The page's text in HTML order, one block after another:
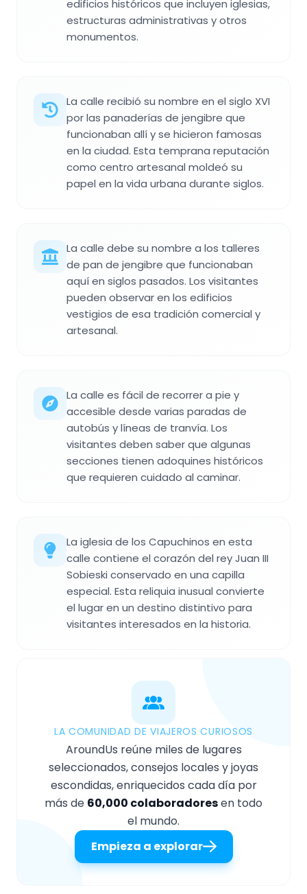
edificios históricos que incluyen iglesias,
estructuras administrativas y otros
monumentos.
La calle recibió su nombre en el siglo XVI
por las panaderías de jengibre que
funcionaban allí y se hicieron famosas
en la ciudad. Esta temprana reputación
como centro artesanal moldeó su
papel en la vida urbana durante siglos.
La calle debe su nombre a los talleres
de pan de jengibre que funcionaban
aquí en siglos pasados. Los visitantes
pueden observar en los edificios
vestigios de esa tradición comercial y
artesanal.
La calle es fácil de recorrer a pie y
accesible desde varias paradas de
autobús y líneas de tranvía. Los
visitantes deben saber que algunas
secciones tienen adoquines históricos
que requieren cuidado al caminar.
La iglesia de los Capuchinos en esta
calle contiene el corazón del rey Juan III
Sobieski conservado en una capilla
especial. Esta reliquia inusual convierte
el lugar en un destino distintivo para
visitantes interesados en la historia.
LA COMUNIDAD DE VIAJEROS CURIOSOS
AroundUs reúne miles de lugares
seleccionados, consejos locales y joyas
escondidas, enriquecidos cada día por
más de 60,000 colaboradoresen todo
el mundo.
Empieza a explorar